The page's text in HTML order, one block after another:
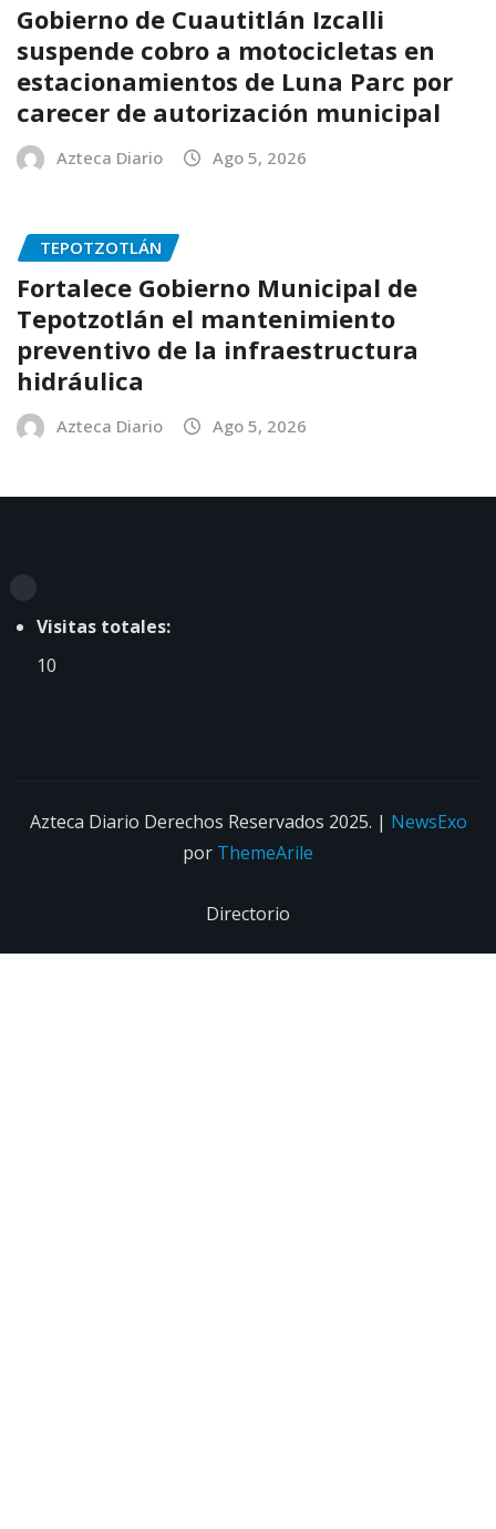
Gobierno de Cuautitlán Izcalli
suspende cobro a motocicletas en
estacionamientos de Luna Parc por
carecer de autorización municipal
Azteca Diario Ago 5, 2026
TEPOTZOTLÁN
Fortalece Gobierno Municipal de
Tepotzotlán el mantenimiento
preventivo de la infraestructura
hidráulica
Azteca Diario Ago 5, 2026
Visitas totales:
10
Azteca Diario Derechos Reservados 2025. | NewsExo
por ThemeArile
Directorio